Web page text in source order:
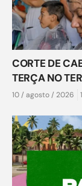
CORTE DE
TERÇA NO
10 / agosto / 2026